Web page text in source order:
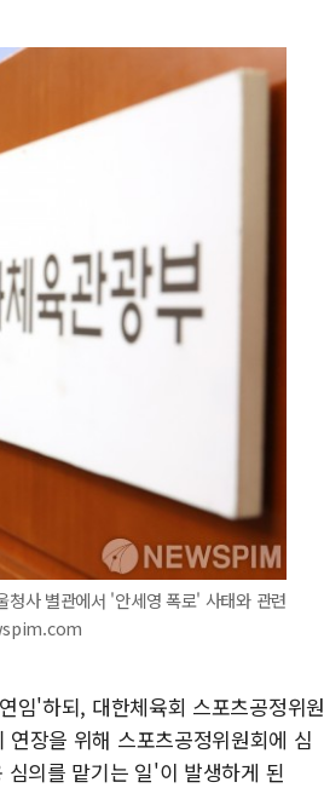
사 별관에서 '안세영 폭로' 사태와 관련
임'하되, 대한체육회 스포츠공정위원
장을 위해 스포츠공정위원회에 심
의를 맡기는 일'이 발생하게 된